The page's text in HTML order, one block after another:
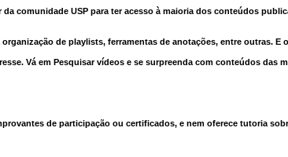
comunidade USP para ter acesso à maioria dos conteúdos
de playlists, ferramentas de anotações, entre outras.
Vá em Pesquisar vídeos e se surpreenda com conteúdos das
de participação ou certificados, e nem oferece tutoria